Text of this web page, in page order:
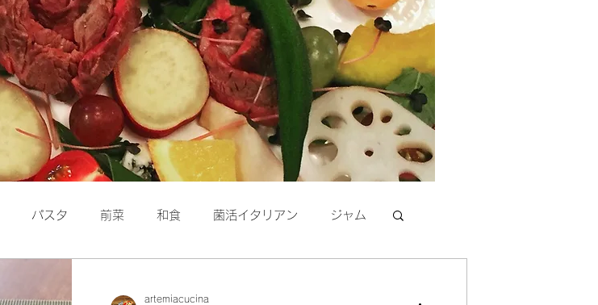
パスタ 前菜 和食 菌活イタリアン ジャム
artemiacucina